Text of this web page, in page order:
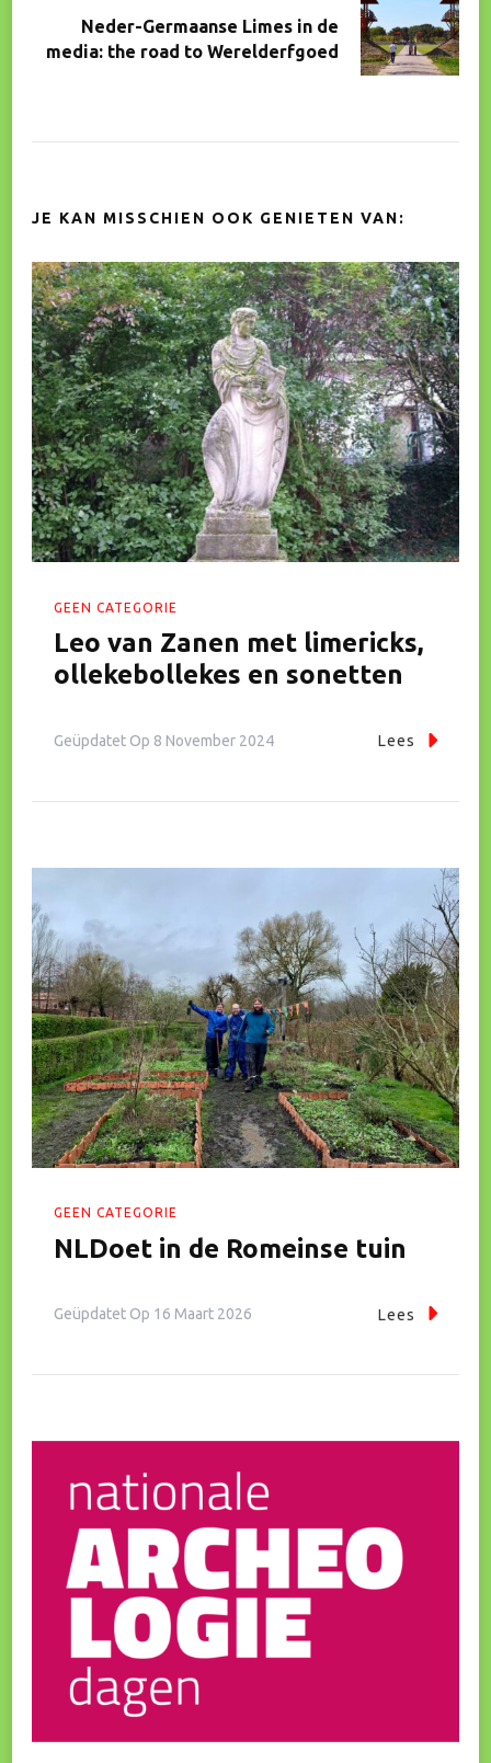
Neder-Germaanse Limes in de
media: the road to Werelderfgoed
JE KAN MISSCHIEN OOK GENIETEN VAN:
GEEN CATEGORIE
Leo van Zanen met limericks,
ollekebollekes en sonetten
Geüpdatet Op 8 November 2024 Lees
GEEN CATEGORIE
NLDoet in de Romeinse tuin
Geüpdatet Op 16 Maart 2026 Lees